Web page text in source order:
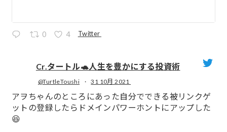
0 4 Twitter
Cr.タートル🐢人生を豊かにする投資術
@TurtleToushi · 31 10月 2021
アヲちゃんのところにあった自分でできる被リンクゲ
ットの登録したらドメインパワーホントにアップした
😆